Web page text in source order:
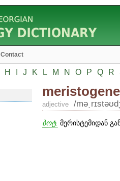
Contact
H J K L M N O P Q R
adjective /
ბოტ. მერისტემიდან